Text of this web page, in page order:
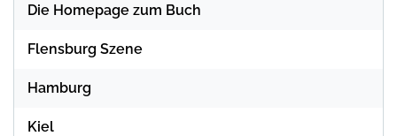
Die Homepage zum Buch
Flensburg Szene
Hamburg
Kiel